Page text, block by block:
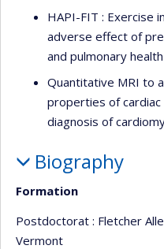
HAPI-FIT : Exercise
adverse effect of
and pulmonary health
Quantitative MRI to
properties of cardiac
diagnosis of
Biography
Formation
Postdoctorat : Fletcher
Vermont